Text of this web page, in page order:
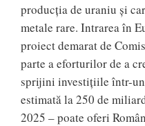
producţia de uraniu şi
metale rare. Intrarea în
proiect demarat de
parte a eforturilor de a
sprijini investiţiile într-un
estimată la 250 de
2025 – poate oferi